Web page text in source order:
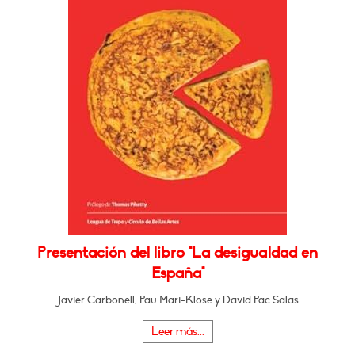
Presentación del libro "La desigualdad en
España"
Javier Carbonell, Pau Mari-Klose y David Pac Salas
Leer más...